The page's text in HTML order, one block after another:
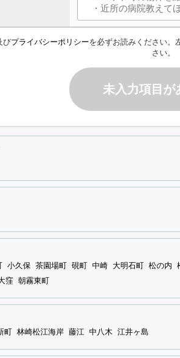
びプライバシーポリシーを必ずお読みください。
さい。
未入力項目が
小久保 茶園場町 硯町 中崎 大明石町 松の内
窪 朝霧東町
町 林崎松江海岸 藤江 中八木 江井ヶ島